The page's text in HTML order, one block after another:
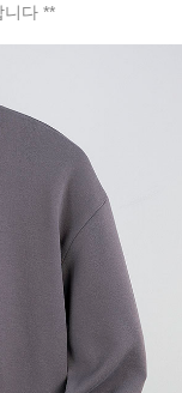
니다 **